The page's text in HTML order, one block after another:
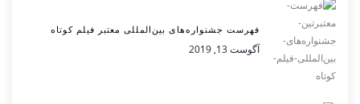
فهرست جشنواره‌های بین‌المللی معتبر فیلم کوتاه
آگوست 13, 2019